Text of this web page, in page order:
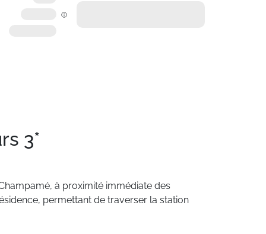
3*
à proximité immédiate des
permettant de traverser la station